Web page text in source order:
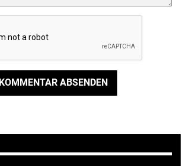
KOMMENTAR ABSENDEN